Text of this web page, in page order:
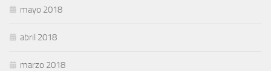
mayo 2018
abril 2018
marzo 2018